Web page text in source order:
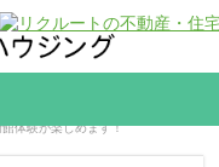
体験が楽しめます！